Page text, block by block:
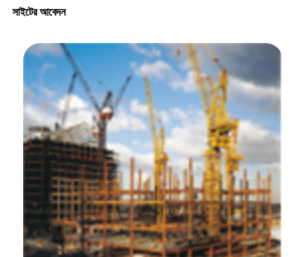
সাইটের আবেদন